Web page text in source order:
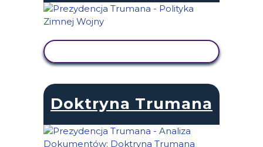
Doktryna Trumana